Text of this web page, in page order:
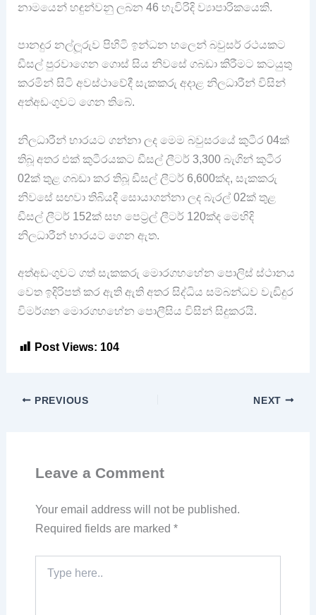
නාමයෙන් හඳුන්වනු ලබන 46 හැවිරිදි ව්‍යාපාරිකයෙකි.
පානදුර නල්ලූරුව පිහිටි ඉන්ධන හලෙන් බවුසර් රථයකට
ඩීසල් පුරවාගෙන ගොස් සිය නිවසේ ගබඩා කිරීමට කටයුතු
කරමින් සිටි අවස්ථාවේදී සැකකරු අදාළ නිලධාරීන් විසින්
අත්අඩංගුවට ගෙන තිබේ.
නිලධාරීන් භාරයට ගන්නා ලද මෙම බවුසරයේ කුටීර 04ක්
තිබූ අතර එක් කුටීරයකට ඩීසල් ලීටර් 3,300 බැගින් කුටීර
02ක් තුළ ගබඩා කර තිබූ ඩීසල් ලීටර් 6,600ක්ද, සැකකරු
නිවසේ සඟවා තිබියදී සොයාගන්නා ලද බැරල් 02ක් තුළ
ඩීසල් ලීටර් 152ක් සහ පෙට්‍රල් ලීටර් 120ක්ද මෙහිදි
නිලධාරීන් භාරයට ගෙන ඇත.
අත්අඩංගුවට ගත් සැකකරු මොරගහහේන පොලිස් ස්ථානය
වෙත ඉදිරිපත් කර ඇති ඇති අතර සිද්ධිය සම්බන්ධව වැඩිදුර
විමර්ශන මොරගහහේන පොලීසිය විසින් සිදුකරයි.
Post Views: 104
PREVIOUS NEXT
Leave a Comment
Your email address will not be published.
Required fields are marked *
here..